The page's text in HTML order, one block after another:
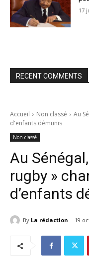
17
RECENT COMMENTS